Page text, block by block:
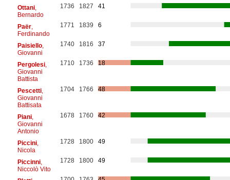
Ottani,
Bernardo
1736 1827 41
Paër,
Ferdinando
1771 1839 6
Paisiello,
Giovanni
1740 1816 37
Pergolesi,
Giovanni
Battista
1710 1736 18
Pescetti,
Giovanni
Battisata
1704 1766 48
Piani,
Giovanni
Antonio
1678 1760 42
Piccini,
Nicola
1728 1800 49
Piccinni,
Niccolò Vito
1728 1800 49